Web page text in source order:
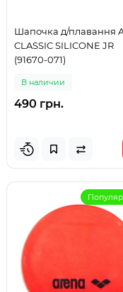
Шапочка д/плавання
CLASSIC SILICONE JR
(91670-071)
В наличии
490 грн.